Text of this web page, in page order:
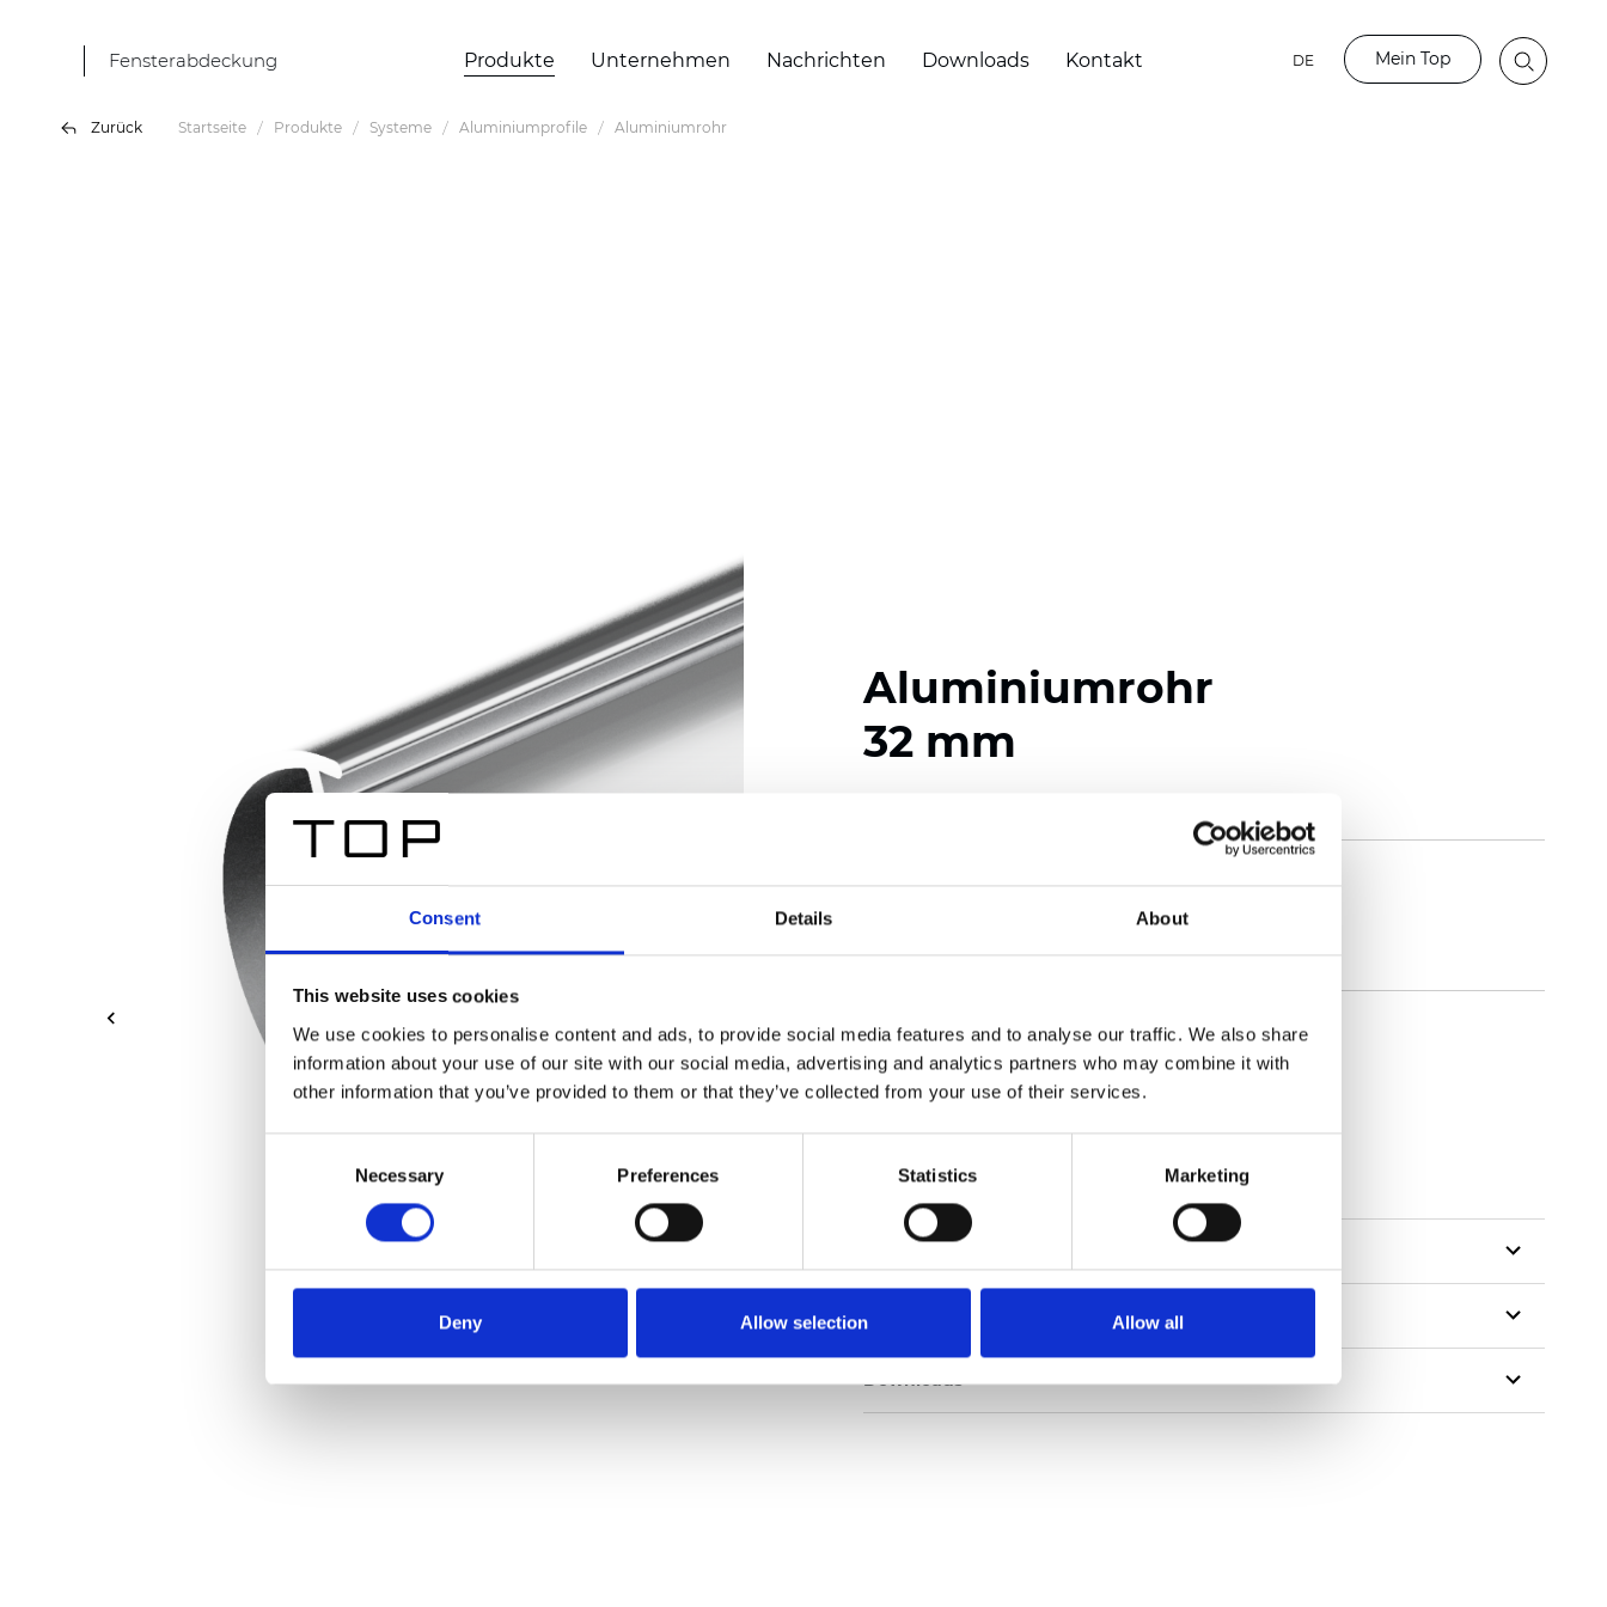
Consent Details About
This website uses cookies
We use cookies to personalise content and ads, to provide social media features and to analyse our traffic. We also share
information about your use of our site with our social media, advertising and analytics partners who may combine it with
other information that you’ve provided to them or that they’ve collected from your use of their services.
Necessary Preferences Statistics Marketing
Deny Allow selection Allow all
Fensterabdeckung Produkte Unternehmen Nachrichten Downloads Kontakt DE Mein Top
Zurück Startseite Produkte Systeme Aluminiumprofile Aluminiumrohr
Aluminiumrohr
32 mm
Technical Data
Downloads